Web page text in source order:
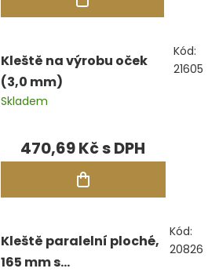
Kleště na výrobu oček
(3,0 mm)
Skladem
470,69 Kč
Kód:
21605
Kleště paralelní ploché,
165 mm s
Kód:
20826